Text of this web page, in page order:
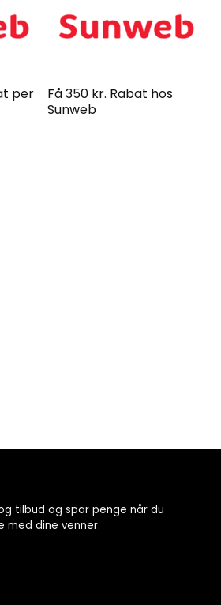
per
Få 350 kr. Rabat hos
Sunweb
tilbud og spar penge når du
med dine venner.